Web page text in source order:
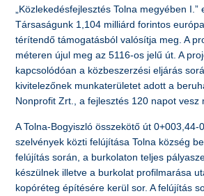
„Közlekedésfejlesztés Tolna megyében
Társaságunk 1,104 milliárd forintos
térítendő támogatásból valósítja meg. A
méteren újul meg az 5116-os jelű út. A
kapcsolódóan a közbeszerzési eljárás
kivitelezőnek munkaterületet adott a
Nonprofit Zrt., a fejlesztés 120 napot vesz
A Tolna-Bogyiszló összekötő út 0+003,44-
szelvények közti felújítása Tolna község
felújítás során, a burkolaton teljes
készülnek illetve a burkolat profilmarása
kopóréteg építésére kerül sor. A felújítás